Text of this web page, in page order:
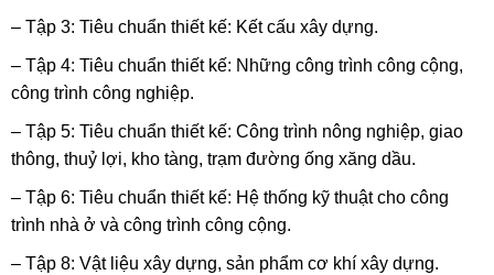
– Tập 3: Tiêu chuẩn thiết kế: Kết cấu xây dựng.
– Tập 4: Tiêu chuẩn thiết kế: Những công trình công cộng,
công trình công nghiệp.
– Tập 5: Tiêu chuẩn thiết kế: Công trình nông nghiệp, giao
thông, thuỷ lợi, kho tàng, trạm đường ống xăng dầu.
– Tập 6: Tiêu chuẩn thiết kế: Hệ thống kỹ thuật cho công
trình nhà ở và công trình công cộng.
– Tập 8: Vật liệu xây dựng, sản phẩm cơ khí xây dựng.